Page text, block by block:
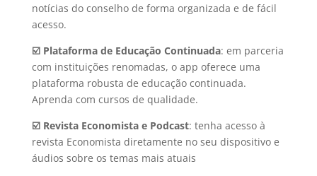
notícias do conselho de forma organizada e de fácil
acesso.
☑️ Plataforma de Educação Continuada: em parceria
com instituições renomadas, o app oferece uma
plataforma robusta de educação continuada.
Aprenda com cursos de qualidade.
☑️ Revista Economista e Podcast: tenha acesso à
revista Economista diretamente no seu dispositivo e
áudios sobre os temas mais atuais